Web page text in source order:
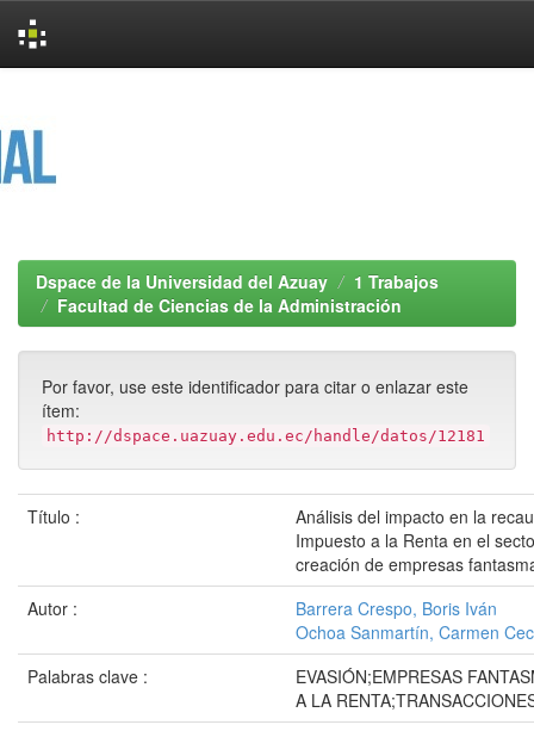
Dspace de la Universidad del Azuay
1 Trabajos
Facultad de Ciencias de la Administración
Por favor, use este identificador para citar o enlazar este
ítem:
http://dspace.uazuay.edu.ec/handle/datos/12181
Título :
Análisis del impacto en la
Impuesto a la Renta en el
creación de empresas
Autor :
Barrera Crespo, Boris Iván
Ochoa Sanmartín, Carmen
Palabras clave :
EVASIÓN;EMPRESAS
A LA